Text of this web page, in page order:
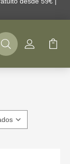
BuscarMi Cuenta
Mi